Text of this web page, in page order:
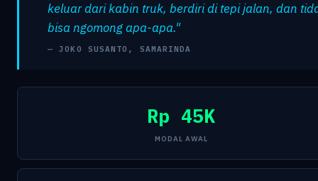
keluar dari kabin truk, berdiri di tepi jalan, dan
bisa ngomong apa-apa."
— JOKO SUSANTO, SAMARINDA
Rp 45K
MODAL AWAL